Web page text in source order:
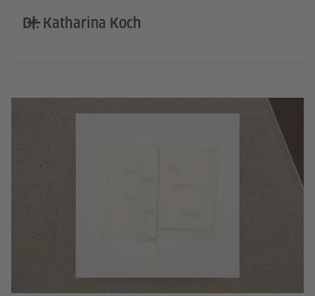
Dr. Katharina Koch